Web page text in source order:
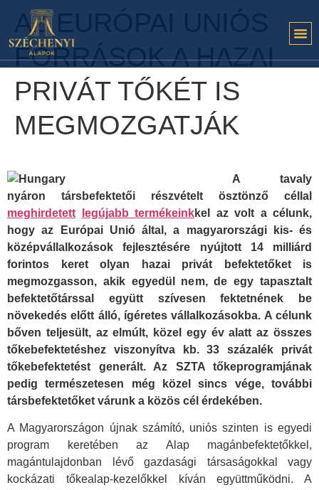
AZ EURÓPAI UNIÓS
FORRÁSOK A HAZAI
PRIVÁT TŐKÉT IS
MEGMOZGATJÁK
A tavaly
nyáron társbefektetői részvételt ösztönző céllal
meghirdetett
legújabb termékeinkkel az volt a célunk,
hogy az Európai Unió által, a magyarországi kis- és
középvállalkozások fejlesztésére nyújtott 14 milliárd
forintos keret olyan hazai privát befektetőket is
megmozgasson, akik egyedül nem, de egy tapasztalt
befektetőtárssal együtt szívesen fektetnének be
növekedés előtt álló, ígéretes vállalkozásokba. A célunk
bőven teljesült, az elmúlt, közel egy év alatt az összes
tőkebefektetéshez viszonyítva kb. 33 százalék privát
tőkebefektetést generált. Az SZTA tőkeprogramjának
pedig természetesen még közel sincs vége, további
társbefektetőket várunk a közös cél érdekében.
A Magyarországon újnak számító, uniós szinten is egyedi
program keretében az Alap magánbefektetőkkel,
magántulajdonban lévő gazdasági társaságokkal vagy
kockázati tőkealap-kezelőkkel kíván együttműködni. A